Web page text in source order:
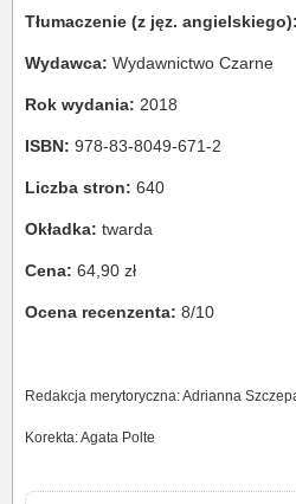
Tłumaczenie (z jęz. angielskiego):
Wydawca: Wydawnictwo Czarne
Rok wydania: 2018
ISBN: 978-83-8049-671-2
Liczba stron: 640
Okładka: twarda
Cena: 64,90 zł
Ocena recenzenta: 8/10
Redakcja merytoryczna: Adrianna
Korekta: Agata Polte